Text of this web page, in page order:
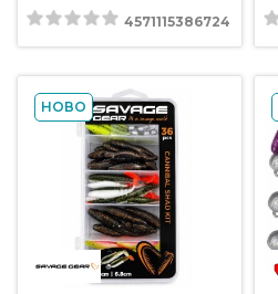
4571115386724
НОВО